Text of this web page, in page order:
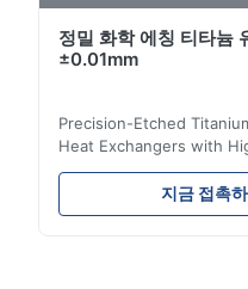
R*o
Jan 7.2026
D*d
Dec 3.2025
정밀 화학 에칭 티타늄
±0.01mm
Precision-Etched
Heat Exchangers with
Resistance Flow Plate
Technology specializes
high-precision
지금 접촉